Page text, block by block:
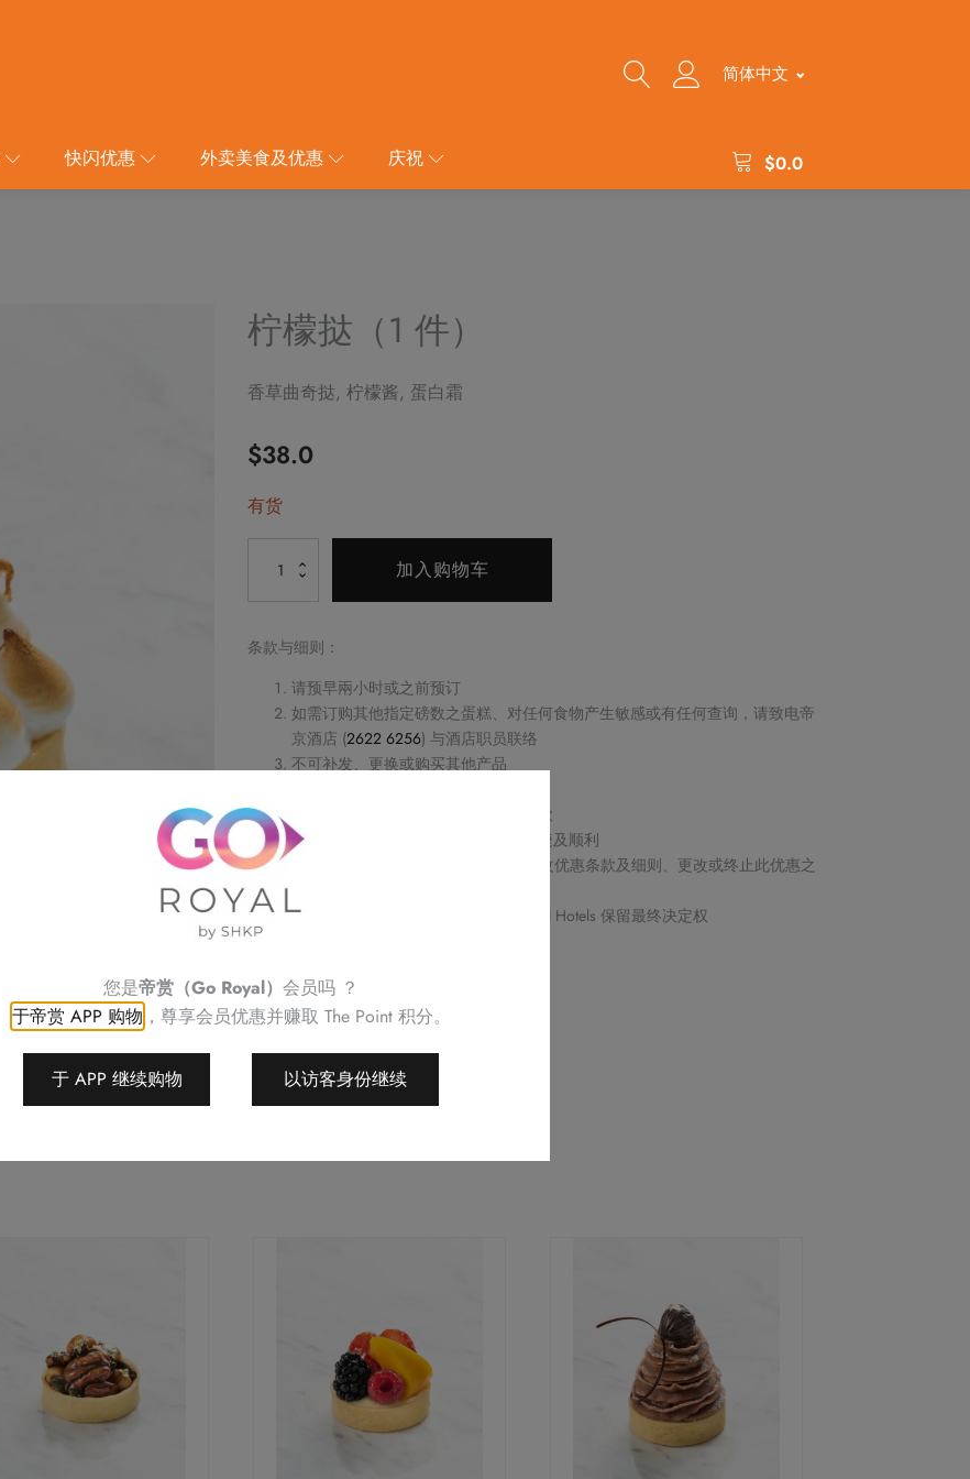
简体中文
快闪优惠 外卖美食及优惠 庆祝 $0.0
柠檬挞（1 件）
香草曲奇挞, 柠檬酱, 蛋白霜
$38.0
有货
（1
加入购物车
条款与细则：
请预早兩小时或之前预订
如需订购其他指定磅数之蛋糕、对任何食物产生敏感或有任何查询，请致电帝
京酒店 (2622 6256) 与酒店职员联络
不可补发、更换或购买其他产品
订单一经确认，不可更改、取消或退款
请务必检查所填资料，以确保交易快捷及顺利
Royal Delights by Royal Hotels 保留修改优惠条款及细则、更改或终止此优惠之
如有任何争议，Royal Delights by Royal Hotels 保留最终决定权
您是帝赏（Go Royal） 会员吗 ？
于帝赏 APP 购物 ，尊享会员优惠并赚取 The Point 积分。
于 APP 继续购物 以访客身份继续